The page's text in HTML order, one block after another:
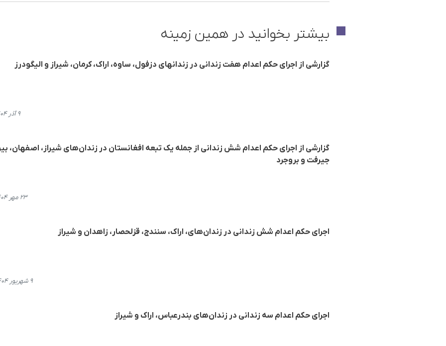
بیشتر بخوانید در همین زمینه
گزارشی از اجرای حکم اعدام هفت زندانی در زندانهای دزفول، ساوە، اراک، کرمان، شیراز و الیگودرز
۹ آذر ۱۴۰۴، ۲۱:۱۲
گزارشی از اجرای حکم اعدام شش زندانی از جملە یک تبعە افغانستان در زندان‌های شیراز، اصفهان،
جیرفت و بروجرد
۲۳ مهر ۱۴۰۴، ۱۹:۱۳
اجرای حکم اعدام شش زندانی در زندان‌‌های، اراک، سنندج، قزلحصار، زاهدان و شیراز
۹ شهریور ۱۴۰۴، ۱۵:۱۲
اجرای حکم اعدام سه زندانی در زندان‌های بندرعباس، اراک و شیراز